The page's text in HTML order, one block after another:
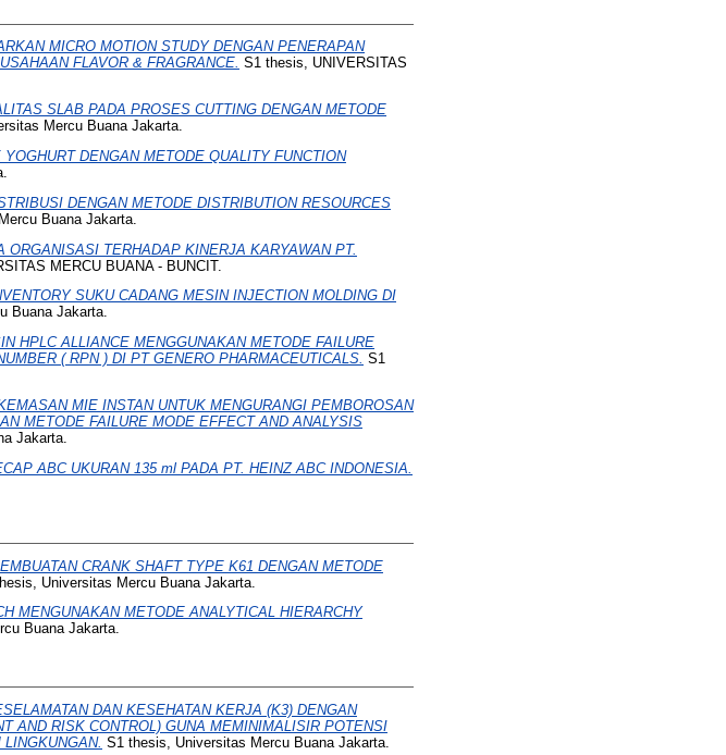
MICRO MOTION STUDY DENGAN PENERAPAN
FLAVOR & FRAGRANCE. S1 thesis, UNIVERSITAS
SLAB PADA PROSES CUTTING DENGAN METODE
Mercu Buana Jakarta.
DENGAN METODE QUALITY FUNCTION
DENGAN METODE DISTRIBUTION RESOURCES
Buana Jakarta.
ORGANISASI TERHADAP KINERJA KARYAWAN PT.
MERCU BUANA - BUNCIT.
SUKU CADANG MESIN INJECTION MOLDING DI
Buana Jakarta.
HPLC ALLIANCE MENGGUNAKAN METODE FAILURE
( RPN ) DI PT GENERO PHARMACEUTICALS. S1
MIE INSTAN UNTUK MENGURANGI PEMBOROSAN
METODE FAILURE MODE EFFECT AND ANALYSIS
Jakarta.
ABC UKURAN 135 ml PADA PT. HEINZ ABC INDONESIA.
CRANK SHAFT TYPE K61 DENGAN METODE
Universitas Mercu Buana Jakarta.
MENGUNAKAN METODE ANALYTICAL HIERARCHY
Buana Jakarta.
DAN KESEHATAN KERJA (K3) DENGAN
AND RISK CONTROL) GUNA MEMINIMALISIR POTENSI
S1 thesis, Universitas Mercu Buana Jakarta.